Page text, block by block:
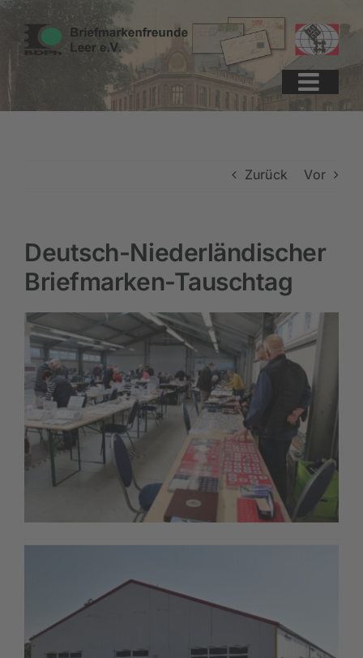
Zum
Inhalt
springen
Zur
Navigation
springen
Zum
Inhalt
springen
Zurück Vor
Deutsch-Niederländischer
Briefmarken-Tauschtag